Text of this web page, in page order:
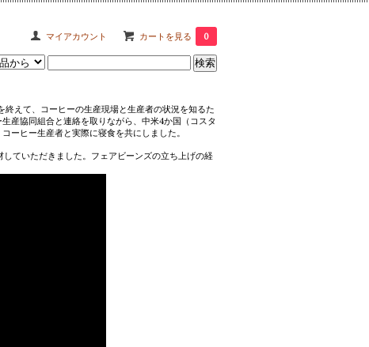
マイアカウント カートを見る 0
えて、コーヒーの生産現場と生産者の状況を知るた
産協同組合と連絡を取りながら、中米4か国（コスタ
ーヒー生産者と実際に寝食を共にしました。
ていただきました。フェアビーンズの立ち上げの経